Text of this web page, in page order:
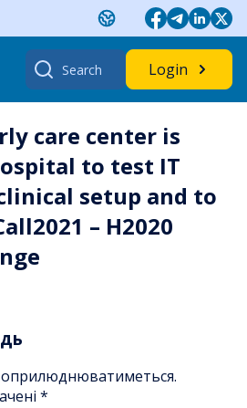
Search
for:
Login
care center is
to test IT
setup and to
– H2020
*